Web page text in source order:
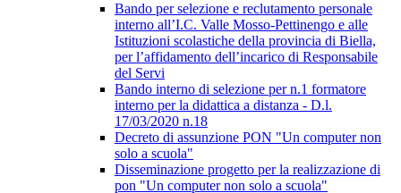
Bando per selezione e reclutamento personale
interno all’I.C. Valle Mosso-Pettinengo e alle
Istituzioni scolastiche della provincia di Biella,
per l’affidamento dell’incarico di Responsabile
del Servi
Bando interno di selezione per n.1 formatore
interno per la didattica a distanza - D.l.
17/03/2020 n.18
Decreto di assunzione PON "Un computer non
solo a scuola"
Disseminazione progetto per la realizzazione di
pon "Un computer non solo a scuola"